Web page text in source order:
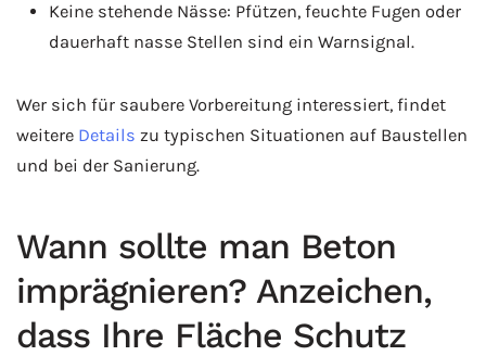
Keine stehende Nässe: Pfützen, feuchte Fugen oder
dauerhaft nasse Stellen sind ein Warnsignal.
Wer sich für saubere Vorbereitung interessiert, findet
weitere Details zu typischen Situationen auf Baustellen
und bei der Sanierung.
Wann sollte man Beton
imprägnieren? Anzeichen,
dass Ihre Fläche Schutz